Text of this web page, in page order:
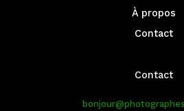
À propos
Contact
Contact